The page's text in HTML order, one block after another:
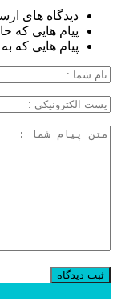
دیدگاه های
پیام هایی که
پیام هایی که